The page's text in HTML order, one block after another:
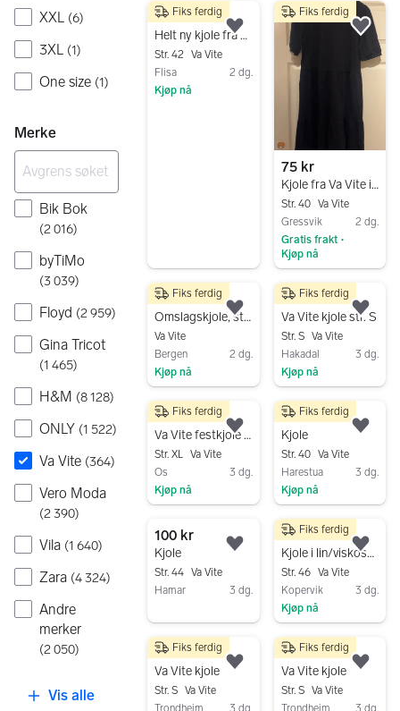
XXL (6)
3XL (1)
One size (1)
Merke
Bik Bok
(2 016)
byTiMo
(3 039)
Floyd (2 959)
Gina Tricot
(1 465)
H&M (8 128)
ONLY (1 522)
Va Vite (364)
Vero Moda
(2 390)
Vila (1 640)
Zara (4 324)
Andre
merker
(2 050)
Vis alle
600 kr
Helt ny kjole fra Vavite selges
Str. 42 Va Vite
Flisa
2 dg.
Kjøp nå
Fiks ferdig
Legg til som favoritt.
75 kr
Kjole fra Va Vite i bomull
Str. 40 Va Vite
Gressvik
2 dg.
Gratis frakt •
Kjøp nå
Fiks ferdig
250 kr
Omslagskjole, str 40
Va Vite
Bergen
2 dg.
Kjøp nå
Fiks ferdig
Legg til som favoritt.
350 kr
Va Vite kjole str. S
Str. S Va Vite
Hakadal
3 dg.
Kjøp nå
Fiks ferdig
250 kr
Va Vite festkjole dame svart XL polyester
Str. XL Va Vite
Os
3 dg.
Kjøp nå
Fiks ferdig
Legg til som favoritt.
250 kr
Kjole
Str. 40 Va Vite
Harestua
3 dg.
Kjøp nå
Fiks ferdig
100 kr
Kjole
Str. 44 Va Vite
Hamar
3 dg.
Legg til som favoritt.
90 kr
Kjole i lin/viskose str xl 90kr
Str. 46 Va Vite
Kopervik
3 dg.
Kjøp nå
Fiks ferdig
100 kr
Va Vite kjole
Str. S Va Vite
Fiks ferdig
Legg til som favoritt.
100 kr
Va Vite kjole
Str. S Va Vite
Fiks ferdig